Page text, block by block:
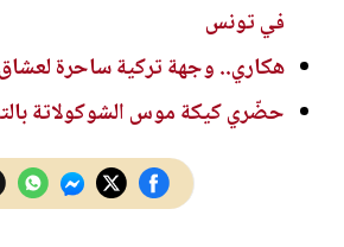
في تونس
هكاري.. وجهة تركية ساحرة لعشاق
حضّري كيكة موس الشوكولاتة